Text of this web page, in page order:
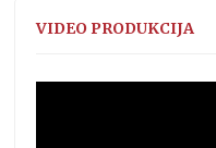
VIDEO PRODUKCIJA